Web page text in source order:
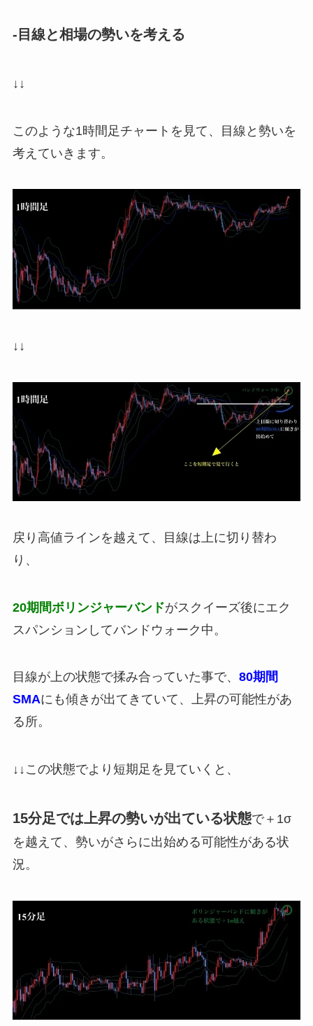
-目線と相場の勢いを考える
↓↓
このような1時間足チャートを見て、目線と勢いを
考えていきます。
↓↓
戻り高値ラインを越えて、目線は上に切り替わ
り、
20期間ボリンジャーバンドがスクイーズ後にエク
スパンションしてバンドウォーク中。
目線が上の状態で揉み合っていた事で、 80期間
SMAにも傾きが出てきていて、上昇の可能性があ
る所。
↓↓この状態でより短期足を見ていくと、
15分足では上昇の勢いが出ている状態で＋1σ
を越えて、勢いがさらに出始める可能性がある状
況。